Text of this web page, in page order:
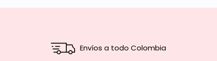
Envíos a todo Colombia